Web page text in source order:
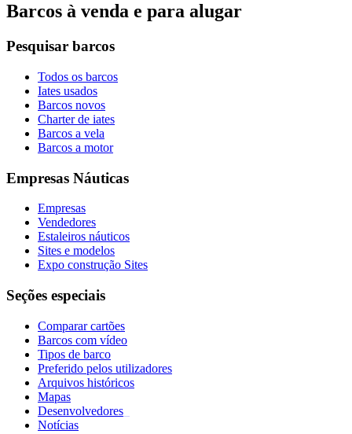
Barcos à venda e para alugar
Pesquisar barcos
Todos os barcos
Iates usados
Barcos novos
Charter de iates
Barcos a vela
Barcos a motor
Empresas Náuticas
Empresas
Vendedores
Estaleiros náuticos
Sites e modelos
Expo construção Sites
Seções especiais
Comparar cartões
Barcos com vídeo
Tipos de barco
Preferido pelos utilizadores
Arquivos históricos
Mapas
Desenvolvedores
Notícias